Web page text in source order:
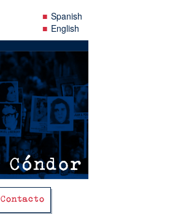
Spanish
English
Contacto